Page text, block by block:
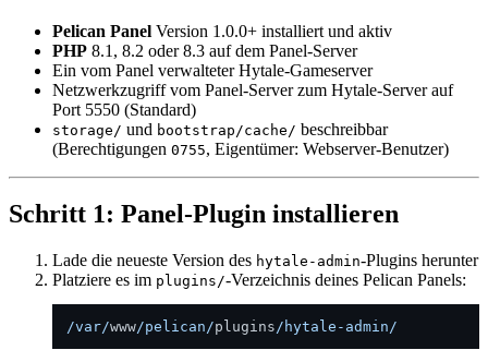
Pelican Panel Version 1.0.0+ installiert und aktiv
PHP 8.1, 8.2 oder 8.3 auf dem Panel-Server
Ein vom Panel verwalteter Hytale-Gameserver
Netzwerkzugriff vom Panel-Server zum Hytale-Server auf
Port 5550 (Standard)
storage/ und bootstrap/cache/ beschreibbar
(Berechtigungen 0755, Eigentümer: Webserver-Benutzer)
Schritt 1: Panel-Plugin installieren
Lade die neueste Version des hytale-admin-Plugins herunter
Platziere es im plugins/-Verzeichnis deines Pelican Panels:
/var/www/pelican/plugins/hytale-admin/